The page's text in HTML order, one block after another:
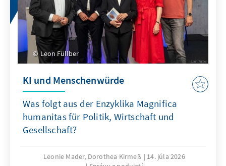
Leon Füllber
KI und Menschenwürde
Was folgt aus der Enzyklika Magnifica
humanitas für Politik, Wirtschaft und
Gesellschaft?
Leonie Mader, Dorothea Kirmeß
14. júla 2026